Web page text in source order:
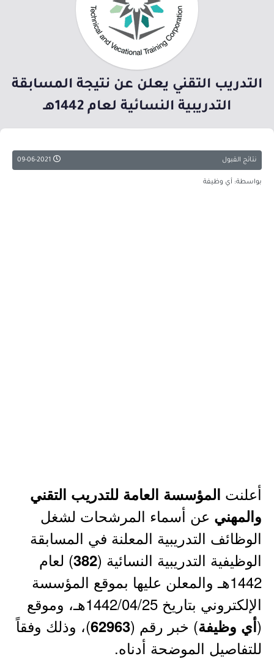
التدريب التقني يعلن عن نتيجة المسابقة
التدريبية النسائية لعام 1442هـ
نتائج القبول
بواسطة: أي وظيفة
أعلنت المؤسسة العامة للتدريب التقني
والمهني عن أسماء المرشحات لشغل
الوظائف التدريبية المعلنة في المسابقة
الوظيفية التدريبية النسائية (382) لعام
1442هـ والمعلن عليها بموقع المؤسسة
الإلكتروني بتاريخ 1442/04/25هـ، وموقع
(أي وظيفة) خبر رقم (62963)، وذلك وفقاً
للتفاصيل الموضحة أدناه.